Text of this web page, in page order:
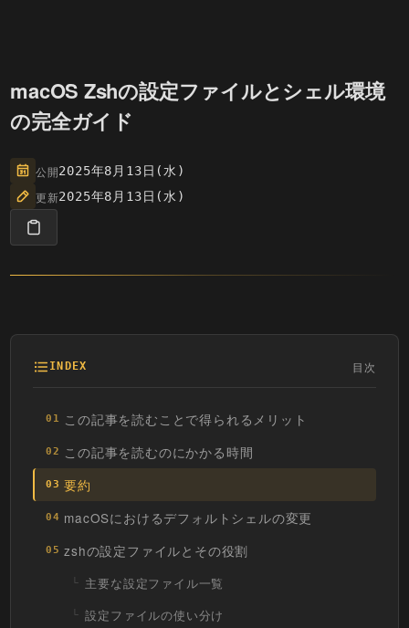
macOS Zshの設定ファイルとシェル環境
の完全ガイド
公開2025年8月13日(水)
更新2025年8月13日(水)
INDEX 目次
01 この記事を読むことで得られるメリット
02 この記事を読むのにかかる時間
03 要約
04 macOSにおけるデフォルトシェルの変更
05 zshの設定ファイルとその役割
主要な設定ファイル一覧
設定ファイルの使い分け